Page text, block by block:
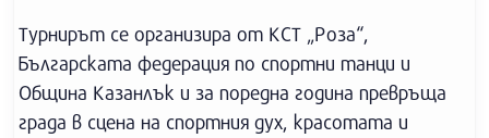
Турнирът се организира от КСТ „Роза“,
Българската федерация по спортни танци и
Община Казанлък и за поредна година превръща
града в сцена на спортния дух, красотата и